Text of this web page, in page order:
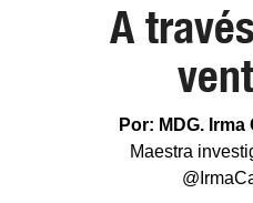
A
Por: MDG.
Maestra